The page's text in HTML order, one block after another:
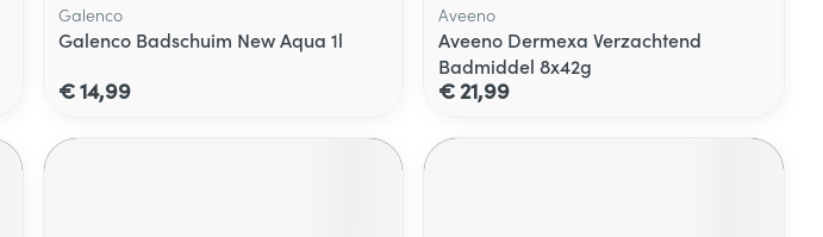
Galenco
Galenco Badschuim New Aqua 1l
€ 14,99
Aveeno
Aveeno Dermexa Verzachtend
Badmiddel 8x42g
€ 21,99